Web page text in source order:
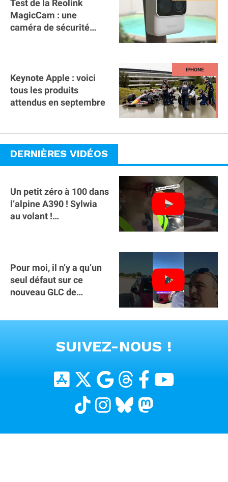
Test de la Reolink
MagicCam : une
caméra de sécurité
Keynote Apple : voici
tous les produits
attendus en septembre
DERNIÈRES VIDÉOS
Un petit zéro à 100 dans
l’alpine A390 ￼! Sylwia
au volant !
Pour moi, il n’y a qu’un
seul défaut sur ce
nouveau GLC de
clé sur téléphone
SUIVEZ-NOUS !